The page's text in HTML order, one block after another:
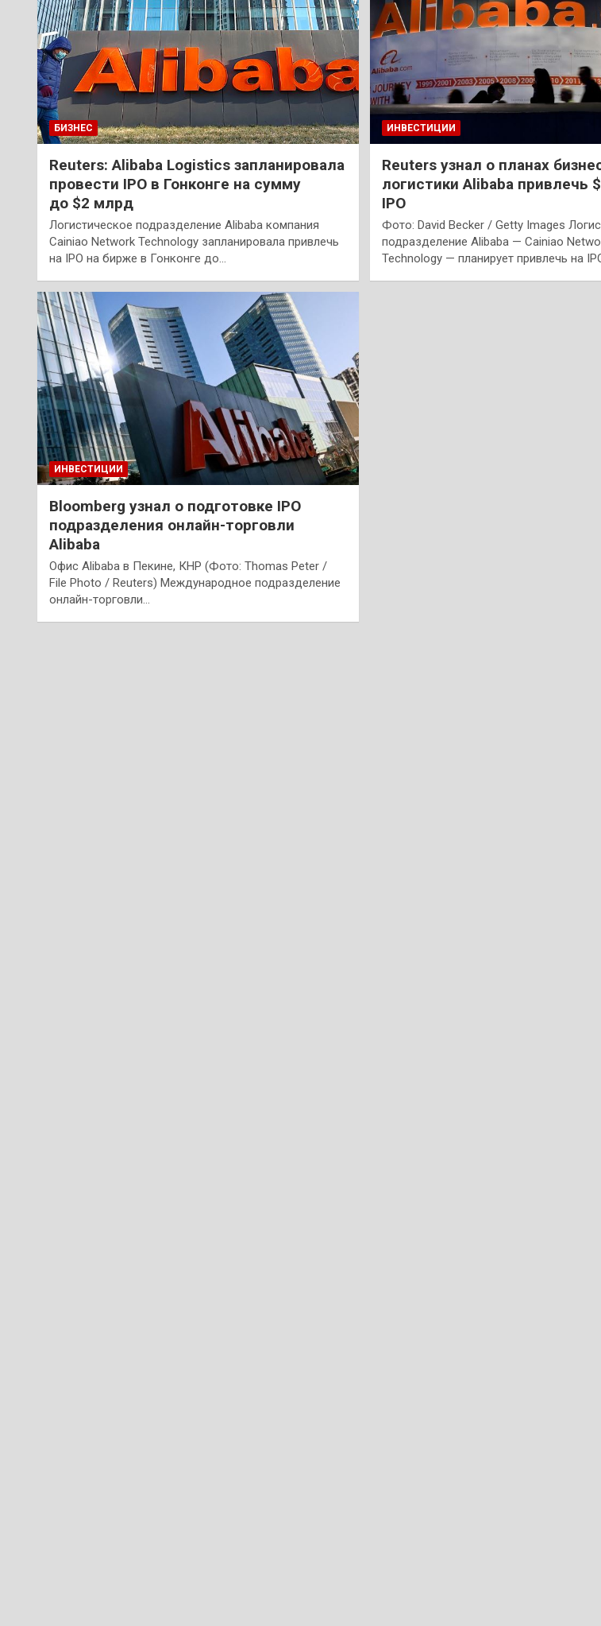
БИЗНЕС
Reuters: Alibaba Logistics запланировала
провести IPO в Гонконге на сумму
до $2 млрд
Логистическое подразделение Alibaba компания
Cainiao Network Technology запланировала привлечь
на IPO на бирже в Гонконге до…
ИНВЕСТИЦИИ
Reuters узнал о планах
логистики Alibaba привлечь
IPO
Фото: David Becker / Getty Images
подразделение Alibaba — Cainiao
Technology — планирует привлечь на
ИНВЕСТИЦИИ
Bloomberg узнал о подготовке IPO
подразделения онлайн-торговли
Alibaba
Офис Alibaba в Пекине, КНР (Фото: Thomas Peter /
File Photo / Reuters) Международное подразделение
онлайн-торговли…